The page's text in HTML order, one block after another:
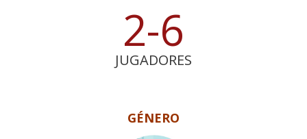
2-6
JUGADORES
GÉNERO